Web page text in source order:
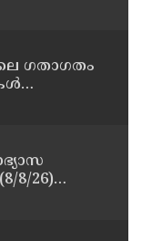
ഗതാഗതം
8/26)